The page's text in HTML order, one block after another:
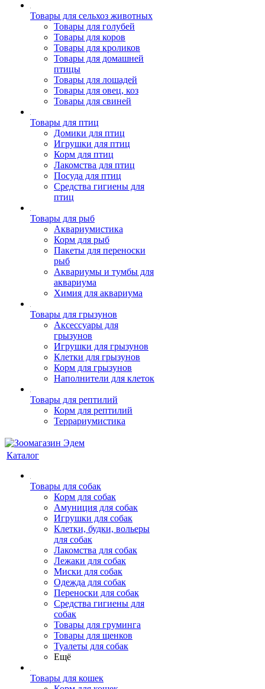
Товары для сельхоз животных
Товары для голубей
Товары для коров
Товары для кроликов
Товары для домашней
птицы
Товары для лошадей
Товары для овец, коз
Товары для свиней
Товары для птиц
Домики для птиц
Игрушки для птиц
Корм для птиц
Лакомства для птиц
Посуда для птиц
Средства гигиены для
птиц
Товары для рыб
Аквариумистика
Корм для рыб
Пакеты для переноски
рыб
Аквариумы и тумбы для
аквариума
Химия для аквариума
Товары для грызунов
Аксессуары для
грызунов
Игрушки для грызунов
Клетки для грызунов
Корм для грызунов
Наполнители для клеток
Товары для рептилий
Корм для рептилий
Террариумистика
Каталог
Товары для собак
Корм для собак
Амуниция для собак
Игрушки для собак
Клетки, будки, вольеры
для собак
Лакомства для собак
Лежаки для собак
Миски для собак
Одежда для собак
Переноски для собак
Средства гигиены для
собак
Товары для груминга
Товары для щенков
Туалеты для собак
Ещё
Товары для кошек